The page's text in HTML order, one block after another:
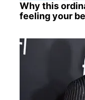
Why this
feeling your